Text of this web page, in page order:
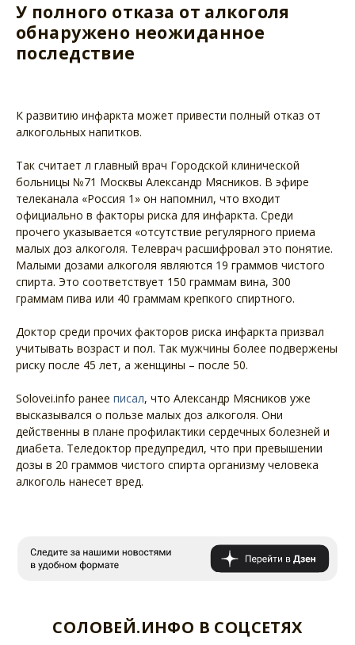
У полного отказа от алкоголя
обнаружено неожиданное
последствие
К развитию инфаркта может привести полный отказ от
алкогольных напитков.
Так считает л главный врач Городской клинической
больницы №71 Москвы Александр Мясников. В эфире
телеканала «Россия 1» он напомнил, что входит
официально в факторы риска для инфаркта. Среди
прочего указывается «отсутствие регулярного приема
малых доз алкоголя. Телеврач расшифровал это понятие.
Малыми дозами алкоголя являются 19 граммов чистого
спирта. Это соответствует 150 граммам вина, 300
граммам пива или 40 граммам крепкого спиртного.
Доктор среди прочих факторов риска инфаркта призвал
учитывать возраст и пол. Так мужчины более подвержены
риску после 45 лет, а женщины – после 50.
Solovei.info ранее писал, что Александр Мясников уже
высказывался о пользе малых доз алкоголя. Они
действенны в плане профилактики сердечных болезней и
диабета. Теледоктор предупредил, что при превышении
дозы в 20 граммов чистого спирта организму человека
алкоголь нанесет вред.
СОЛОВЕЙ.ИНФО В СОЦСЕТЯХ